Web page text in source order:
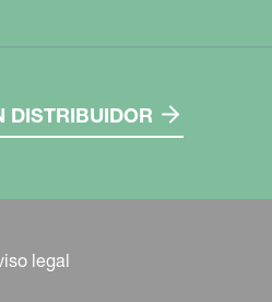
DISTRIBUIDOR
legal